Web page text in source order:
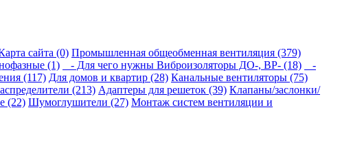
сайта (0) Промышленная общеобменная вентиляция (379)
(1) - Для чего нужны Виброизоляторы ДО-, ВР- (18)
-
(117) Для домов и квартир (28) Канальные вентиляторы (75)
(213) Адаптеры для решеток (39) Клапаны/заслонки/
(22) Шумоглушители (27) Монтаж систем вентиляции и